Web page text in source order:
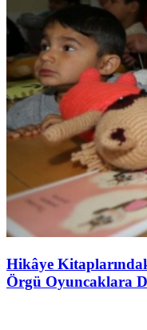
Hikâye
Örgü Oyuncaklara